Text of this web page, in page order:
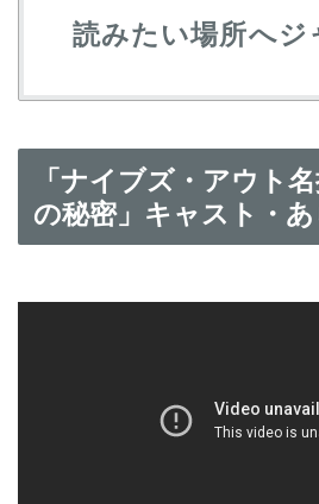
読みたい場所へジ
「ナイブズ・アウト
の秘密」キャスト・